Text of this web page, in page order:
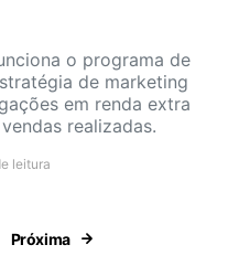
o programa de
de marketing
em renda extra
realizadas.
leitura
Paginação de
Próxima